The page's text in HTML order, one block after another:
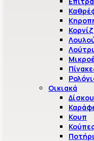
Οικιακά
Κουπ